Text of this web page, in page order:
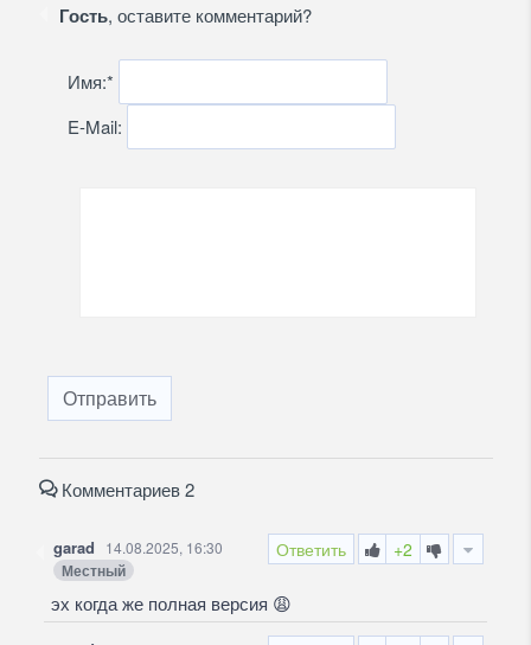
Гость, оставите комментарий?
Имя:*
E-Mail:
Отправить
Комментариев 2
Ответить +2
garad 14.08.2025, 16:30
Местный
эх когда же полная версия 😩